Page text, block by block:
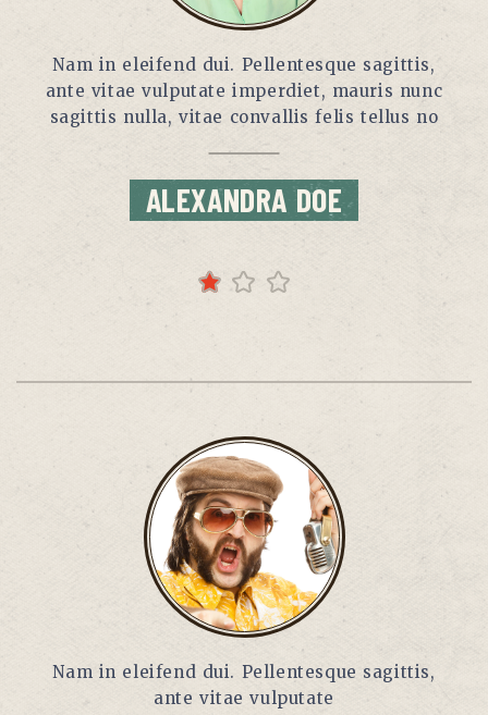
Nam in eleifend dui. Pellentesque sagittis,
ante vitae vulputate imperdiet, mauris nunc
sagittis nulla, vitae convallis felis tellus no
ALEXANDRA DOE
Nam in eleifend dui. Pellentesque sagittis,
ante vitae vulputate